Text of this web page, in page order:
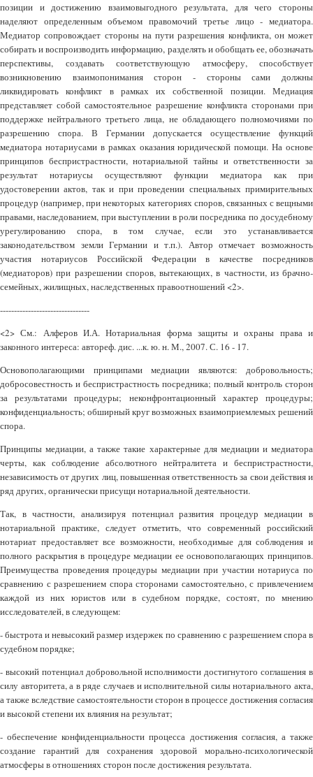
позиции и достижению взаимовыгодного результата, для чего стороны
наделяют определенным объемом правомочий третье лицо - медиатора.
Медиатор сопровождает стороны на пути разрешения конфликта, он может
собирать и воспроизводить информацию, разделять и обобщать ее, обозначать
перспективы, создавать соответствующую атмосферу, способствует
возникновению взаимопонимания сторон - стороны сами должны
ликвидировать конфликт в рамках их собственной позиции. Медиация
представляет собой самостоятельное разрешение конфликта сторонами при
поддержке нейтрального третьего лица, не обладающего полномочиями по
разрешению спора. В Германии допускается осуществление функций
медиатора нотариусами в рамках оказания юридической помощи. На основе
принципов беспристрастности, нотариальной тайны и ответственности за
результат нотариусы осуществляют функции медиатора как при
удостоверении актов, так и при проведении специальных примирительных
процедур (например, при некоторых категориях споров, связанных с вещными
правами, наследованием, при выступлении в роли посредника по досудебному
урегулированию спора, в том случае, если это устанавливается
законодательством земли Германии и т.п.). Автор отмечает возможность
участия нотариусов Российской Федерации в качестве посредников
(медиаторов) при разрешении споров, вытекающих, в частности, из брачно-
семейных, жилищных, наследственных правоотношений <2>.
--------------------------------
<2> См.: Алферов И.А. Нотариальная форма защиты и охраны права и
законного интереса: автореф. дис. ...к. ю. н. М., 2007. С. 16 - 17.
Основополагающими принципами медиации являются: добровольность;
добросовестность и беспристрастность посредника; полный контроль сторон
за результатами процедуры; неконфронтационный характер процедуры;
конфиденциальность; обширный круг возможных взаимоприемлемых решений
спора.
Принципы медиации, а также такие характерные для медиации и медиатора
черты, как соблюдение абсолютного нейтралитета и беспристрастности,
независимость от других лиц, повышенная ответственность за свои действия и
ряд других, органически присущи нотариальной деятельности.
Так, в частности, анализируя потенциал развития процедур медиации в
нотариальной практике, следует отметить, что современный российский
нотариат предоставляет все возможности, необходимые для соблюдения и
полного раскрытия в процедуре медиации ее основополагающих принципов.
Преимущества проведения процедуры медиации при участии нотариуса по
сравнению с разрешением спора сторонами самостоятельно, с привлечением
каждой из них юристов или в судебном порядке, состоят, по мнению
исследователей, в следующем:
- быстрота и невысокий размер издержек по сравнению с разрешением спора в
судебном порядке;
- высокий потенциал добровольной исполнимости достигнутого соглашения в
силу авторитета, а в ряде случаев и исполнительной силы нотариального акта,
а также вследствие самостоятельности сторон в процессе достижения согласия
и высокой степени их влияния на результат;
- обеспечение конфиденциальности процесса достижения согласия, а также
создание гарантий для сохранения здоровой морально-психологической
атмосферы в отношениях сторон после достижения результата.